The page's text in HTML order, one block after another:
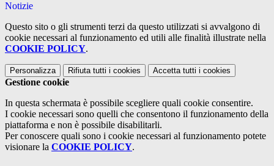
Notizie
Questo sito o gli strumenti terzi da questo utilizzati si avvalgono di
cookie necessari al funzionamento ed utili alle finalità illustrate nella
COOKIE POLICY.
Personalizza Rifiuta tutti i cookies Accetta tutti i cookies
Gestione cookie
In questa schermata è possibile scegliere quali cookie consentire.
I cookie necessari sono quelli che consentono il funzionamento della
piattaforma e non è possibile disabilitarli.
Per conoscere quali sono i cookie necessari al funzionamento potete
visionare la COOKIE POLICY.